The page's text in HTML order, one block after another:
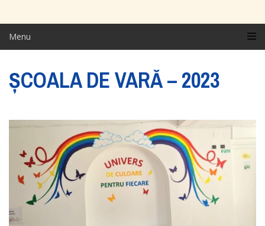
Menu
ȘCOALA DE VARĂ – 2023